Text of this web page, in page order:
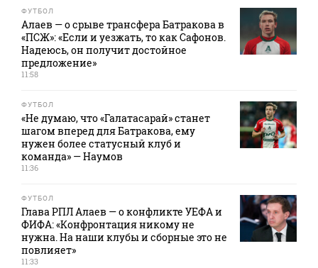
ФУТБОЛ
Алаев — о срыве трансфера Батракова в
«ПСЖ»: «Если и уезжать, то как Сафонов.
Надеюсь, он получит достойное
предложение»
11:58
ФУТБОЛ
«Не думаю, что «Галатасарай» станет
шагом вперед для Батракова, ему
нужен более статусный клуб и
команда» — Наумов
11:36
ФУТБОЛ
Глава РПЛ Алаев — о конфликте УЕФА и
ФИФА: «Конфронтация никому не
нужна. На наши клубы и сборные это не
повлияет»
11:33